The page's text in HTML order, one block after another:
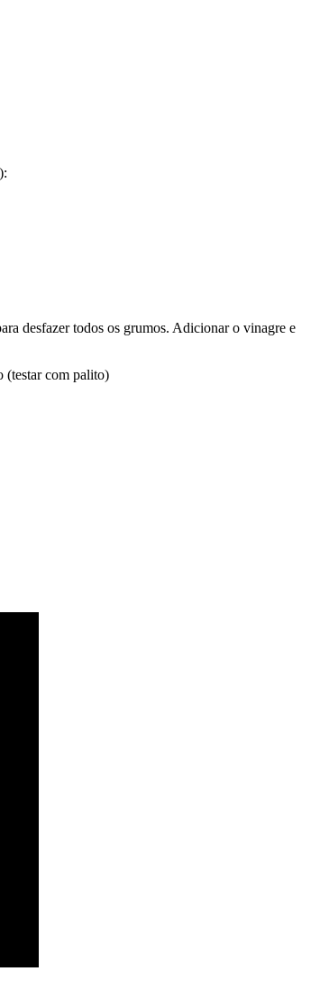
desfazer todos os grumos. Adicionar o vinagre e
(testar com palito)